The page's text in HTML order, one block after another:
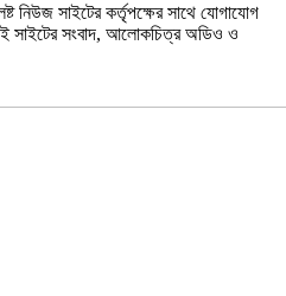
নিউজ সাইটের কর্তৃপক্ষের সাথে যোগাযোগ
সাইটের সংবাদ, আলোকচিত্র অডিও ও